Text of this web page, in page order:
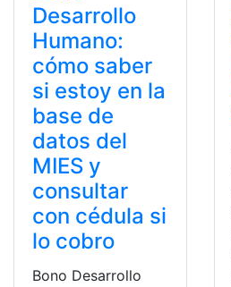
Desarrollo
Humano:
cómo saber
si estoy en la
base de
datos del
MIES y
consultar
con cédula si
lo cobro
Bono Desarrollo